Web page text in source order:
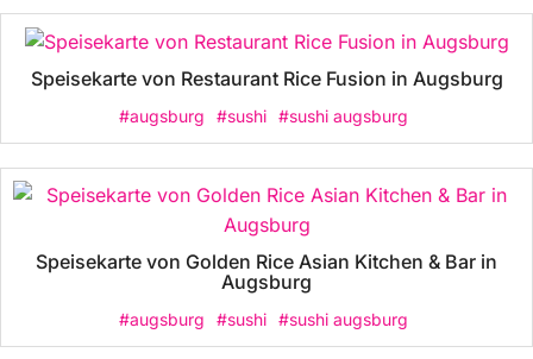
Speisekarte von Restaurant Rice Fusion in Augsburg
#augsburg #sushi #sushi augsburg
Speisekarte von Golden Rice Asian Kitchen & Bar in
Augsburg
#augsburg #sushi #sushi augsburg